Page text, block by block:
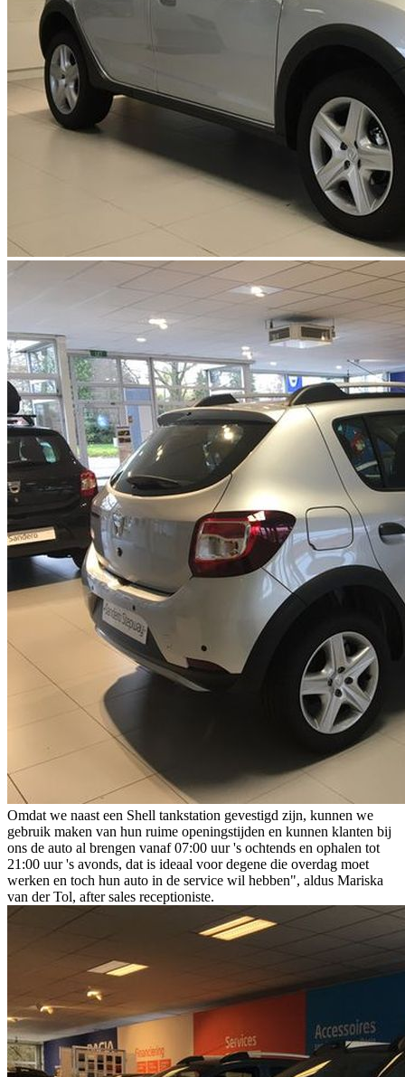
Omdat we naast een Shell tankstation gevestigd zijn, kunnen we
gebruik maken van hun ruime openingstijden en kunnen klanten bij
ons de auto al brengen vanaf 07:00 uur 's ochtends en ophalen tot
21:00 uur 's avonds, dat is ideaal voor degene die overdag moet
werken en toch hun auto in de service wil hebben", aldus Mariska
van der Tol, after sales receptioniste.